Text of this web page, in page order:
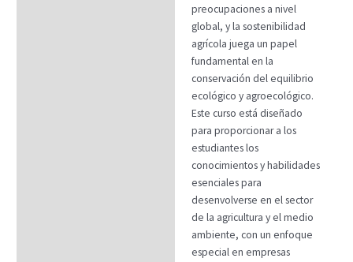
preocupaciones a nivel
global, y la sostenibilidad
agrícola juega un papel
fundamental en la
conservación del equilibrio
ecológico y agroecológico.
Este curso está diseñado
para proporcionar a los
estudiantes los
conocimientos y habilidades
esenciales para
desenvolverse en el sector
de la agricultura y el medio
ambiente, con un enfoque
especial en empresas